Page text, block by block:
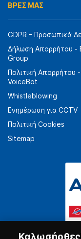
ΒΡΕΣ ΜΑΣ
GDPR – Προσωπικά
Δήλωση Απορρήτου -
Group
Πολιτική Απορρήτου
VoiceBot
Whistleblowing
Ενημέρωση για CCTV
Πολιτική Cookies
Sitemap